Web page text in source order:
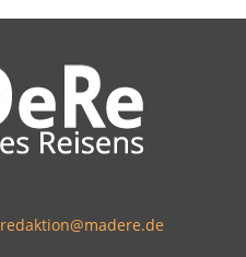
redaktion@madere.de